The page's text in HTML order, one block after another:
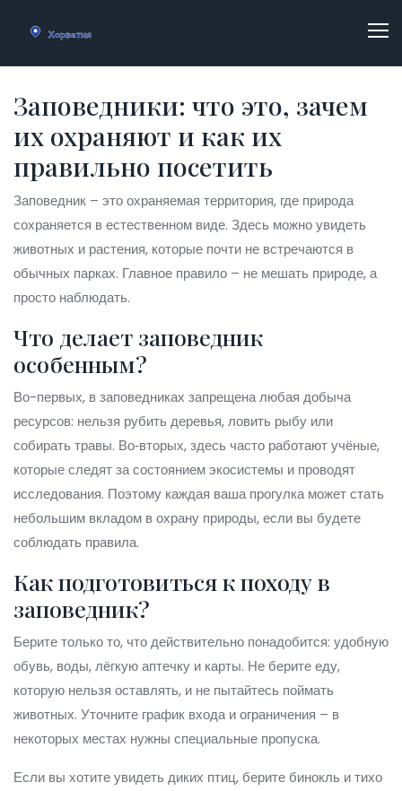
Заповедники: что это, зачем
их охраняют и как их
правильно посетить
Заповедник – это охраняемая территория, где природа
сохраняется в естественном виде. Здесь можно увидеть
животных и растения, которые почти не встречаются в
обычных парках. Главное правило – не мешать природе, а
просто наблюдать.
Что делает заповедник
особенным?
Во-первых, в заповедниках запрещена любая добыча
ресурсов: нельзя рубить деревья, ловить рыбу или
собирать травы. Во‑вторых, здесь часто работают учёные,
которые следят за состоянием экосистемы и проводят
исследования. Поэтому каждая ваша прогулка может стать
небольшим вкладом в охрану природы, если вы будете
соблюдать правила.
Как подготовиться к походу в
заповедник?
Берите только то, что действительно понадобится: удобную
обувь, воды, лёгкую аптечку и карты. Не берите еду,
которую нельзя оставлять, и не пытайтесь поймать
животных. Уточните график входа и ограничения – в
некоторых местах нужны специальные пропуска.
Если вы хотите увидеть диких птиц, берите бинокль и тихо